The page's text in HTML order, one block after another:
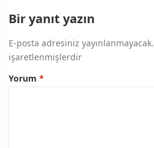
Bir yanıt yazın
E-posta adresiniz yayınlanmayacak.
işaretlenmişlerdir
Yorum*